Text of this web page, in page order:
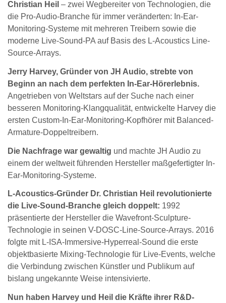
Christian Heil – zwei Wegbereiter von Technologien, die
die Pro-Audio-Branche für immer veränderten: In-Ear-
Monitoring-Systeme mit mehreren Treibern sowie die
moderne Live-Sound-PA auf Basis des L-Acoustics Line-
Source-Arrays.
Jerry Harvey, Gründer von JH Audio, strebte von
Beginn an nach dem perfekten In-Ear-Hörerlebnis.
Angetrieben von Weltstars auf der Suche nach einer
besseren Monitoring-Klangqualität, entwickelte Harvey die
ersten Custom-In-Ear-Monitoring-Kopfhörer mit Balanced-
Armature-Doppeltreibern.
Die Nachfrage war gewaltig und machte JH Audio zu
einem der weltweit führenden Hersteller maßgefertigter In-
Ear-Monitoring-Systeme.
L-Acoustics-Gründer Dr. Christian Heil revolutionierte
die Live-Sound-Branche gleich doppelt: 1992
präsentierte der Hersteller die Wavefront-Sculpture-
Technologie in seinen V-DOSC-Line-Source-Arrays. 2016
folgte mit L-ISA-Immersive-Hyperreal-Sound die erste
objektbasierte Mixing-Technologie für Live-Events, welche
die Verbindung zwischen Künstler und Publikum auf
bislang ungekannte Weise intensivierte.
Nun haben Harvey und Heil die Kräfte ihrer R&D-